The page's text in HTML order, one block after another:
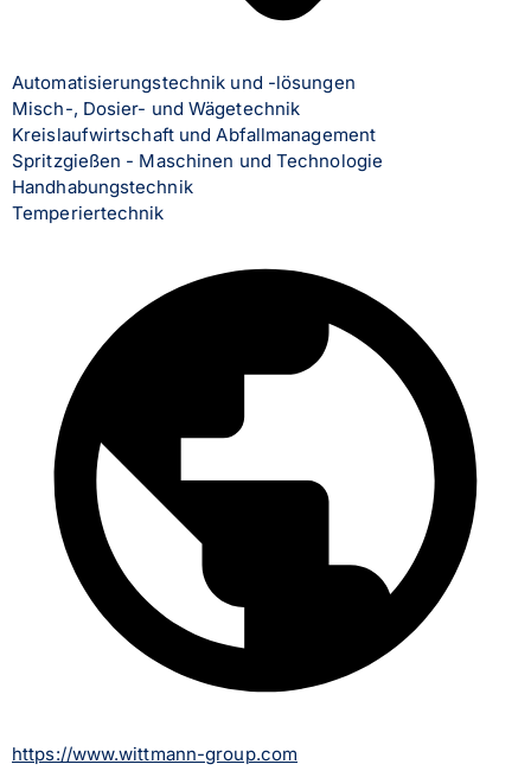
Automatisierungstechnik und -lösungen
Misch-, Dosier- und Wägetechnik
Kreislaufwirtschaft und Abfallmanagement
Spritzgießen - Maschinen und Technologie
Handhabungstechnik
Temperiertechnik
https://www.wittmann-group.com